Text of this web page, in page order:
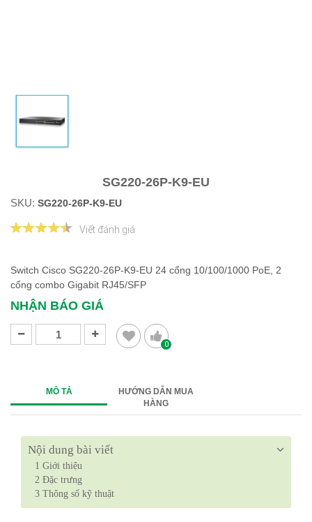
SG220-26P-K9-EU
SKU: SG220-26P-K9-EU
Viết đánh giá
Switch Cisco SG220-26P-K9-EU 24 cổng 10/100/1000 PoE, 2
cổng combo Gigabit RJ45/SFP
NHẬN BÁO GIÁ
0
MÔ TẢ
HƯỚNG DẪN MUA
HÀNG
Nội dung bài viết
1 Giới thiệu
2 Đặc trưng
3 Thông số kỹ thuật